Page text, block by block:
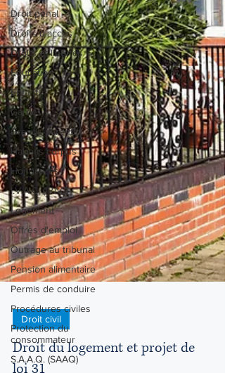
Droit pénal
Droits d'accès
Droits et libertés
Éducation
Enfants
Garde
Grands-parents
Habeas corpus
Honoraires
I.V.A.C. (IVAC)
Logement
Offres d'emploi
Outrage au tribunal
Pension alimentaire
Permis de conduire
Procédures civiles
Protection du
consommateur
S.A.A.Q. (SAAQ)
Droit civil
Droit du logement et projet de